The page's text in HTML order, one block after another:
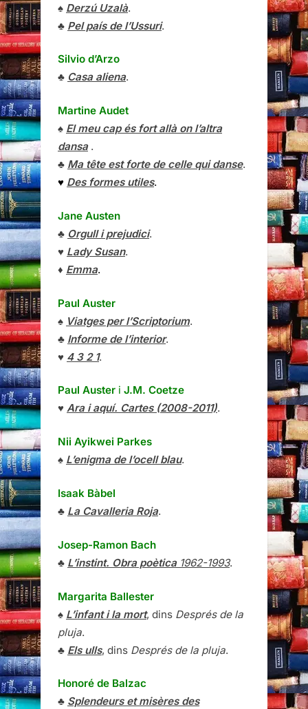
♠ Derzú Uzalà.
♣ Pel país de l’Ussuri.
Silvio d’Arzo
♣ Casa aliena.
Martine Audet
♠ El meu cap és fort allà on l’altra
dansa.
♣ Ma tête est forte de celle qui danse.
♥ Des formes utiles.
Jane Austen
♣ Orgull i prejudici.
♥ Lady Susan.
♦ Emma.
Paul Auster
♠ Viatges per l’Scriptorium.
♣ Informe de l’interior.
♥ 4 3 2 1.
Paul Auster i J.M. Coetze
♥ Ara i aquí. Cartes (2008-2011).
Nii Ayikwei Parkes
♠ L’enigma de l’ocell blau.
Isaak Bàbel
♣ La Cavalleria Roja.
Josep-Ramon Bach
♣ L’instint. Obra poètica1962-1993.
Margarita Ballester
♠ L’infant i la mort, dins Després de la
pluja.
♣ Els ulls, dins Després de la pluja.
Honoré de Balzac
♣ Splendeurs et misères des